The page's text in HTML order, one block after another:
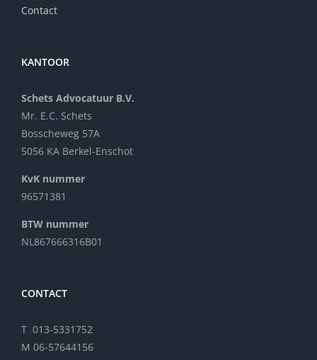
Contact
KANTOOR
Schets Advocatuur B.V.
Mr. E.C. Schets
Bosscheweg 57A
5056 KA Berkel-Enschot
KvK nummer
96571381
BTW nummer
NL867666316B01
CONTACT
T 013-5331752
M 06-57644156